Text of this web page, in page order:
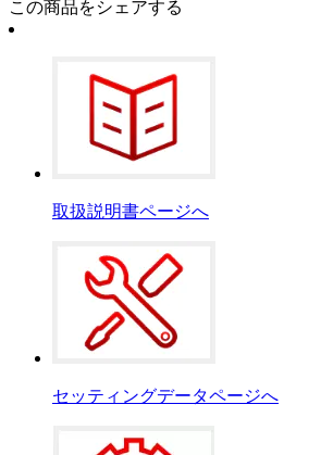
この商品をシェアする
取扱説明書ページへ
セッティングデータページへ